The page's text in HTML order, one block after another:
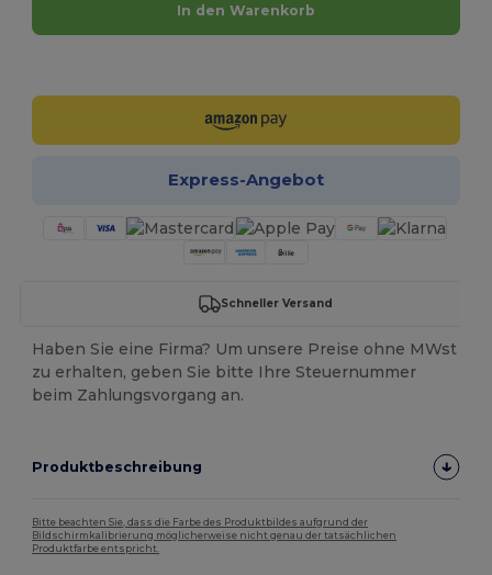
In den Warenkorb
Express-Angebot
Schneller Versand
Haben Sie eine Firma? Um unsere Preise ohne MWst
zu erhalten, geben Sie bitte Ihre Steuernummer
beim Zahlungsvorgang an.
Produktbeschreibung
Bitte beachten Sie, dass die Farbe des Produktbildes aufgrund der
Bildschirmkalibrierung möglicherweise nicht genau der tatsächlichen
Produktfarbe entspricht.